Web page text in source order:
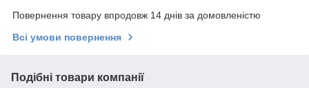
Повернення товару впродовж 14 днів за домовленістю
Всі умови повернення
Подібні товари компанії